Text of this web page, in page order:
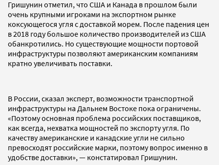
Гришунин отметил, что США и Канада в прошлом были
очень крупными игроками на экспортном рынке
коксующегося угля с доставкой морем. После падения цен
в 2018 году большое количество производителей из США
обанкротились. Но существующие мощности портовой
инфраструктуры позволяют американским компаниям
кратно увеличивать поставки.
В России, сказал эксперт, возможности транспортной
инфраструктуры на Дальнем Востоке пока ограничены.
«Поэтому основная проблема российских поставщиков,
как всегда, нехватка мощностей по экспорту угля. По
качеству американские и канадские угли не сильно
превосходят российские марки, поэтому вопрос именно в
удобстве доставки», — констатировал Гришунин.